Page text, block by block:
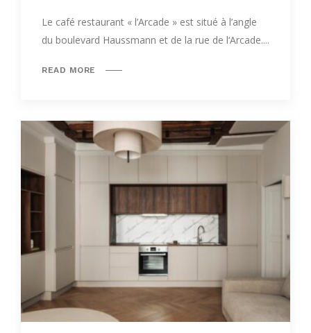
Le café restaurant « l’Arcade » est situé à l’angle
du boulevard Haussmann et de la rue de l‘Arcade....
READ MORE